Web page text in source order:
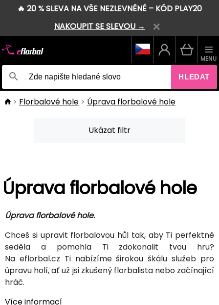
🔥 20 % SLEVA NA VŠE NEZLEVNĚNÉ – KÓD PLAY20
NAKOUPIT SE SLEVOU →
HLEDAT
MENU
Florbalové hole Úprava florbalové hole
Ukázat filtr
Úprava florbalové hole
Úprava florbalové hole.
Chceš si upravit florbalovou hůl tak, aby Ti perfektně
seděla a pomohla Ti zdokonalit tvou hru?
Na eflorbal.cz Ti nabízíme širokou škálu služeb pro
úpravu holí, ať už jsi zkušený florbalista nebo začínající
hráč.
Více informací